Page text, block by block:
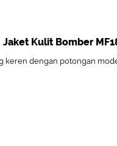
Jaket Kulit Bomber
keren dengan potongan